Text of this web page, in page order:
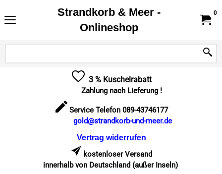
Strandkorb & Meer -
Onlineshop
0
3 % Kuschelrabatt
Zahlung nach Lieferung !
Service Telefon 089-43746177
gold@strandkorb-und-meer.de
Vertrag widerrufen
kostenloser Versand
innerhalb von Deutschland (außer Inseln)